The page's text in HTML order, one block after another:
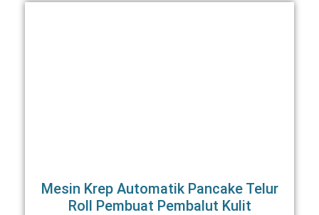
Mesin Krep Automatik Pancake Telur
Roll Pembuat Pembalut Kulit